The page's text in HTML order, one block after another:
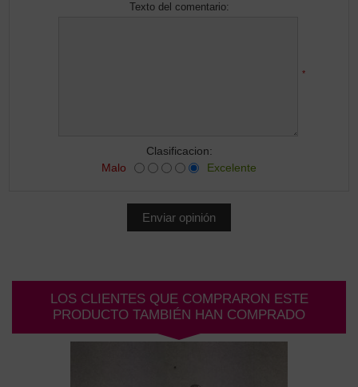
Texto del comentario:
*
Clasificacion:
Malo
Excelente
LOS CLIENTES QUE COMPRARON ESTE
PRODUCTO TAMBIÉN HAN COMPRADO